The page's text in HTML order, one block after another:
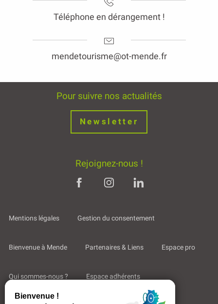
Téléphone en dérangement !
mendetourisme@ot-mende.fr
Pour suivre nos actualités
Newsletter
Rejoignez-nous !
Mentions légales Gestion du consentement
Bienvenue à Mende Partenaires & Liens Espace pro
Qui sommes-nous ? Espace adhérents